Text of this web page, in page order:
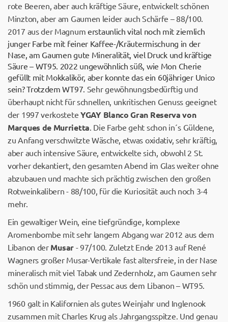
rote Beeren, aber auch kräftige Säure, entwickelt schönen
Minzton, aber am Gaumen leider auch Schärfe – 88/100.
2017 aus der Magnum erstaunlich vital noch mit ziemlich
junger Farbe mit feiner Kaffee-/Kräutermischung in der
Nase, am Gaumen gute Mineralität, viel Druck und kräftige
Säure – WT95. 2022 ungewöhnlich süß, wie Mon Cherie
gefüllt mit Mokkalikör, aber konnte das ein 60jähriger Unico
sein? Trotzdem WT97. Sehr gewöhnungsbedürftig und
überhaupt nicht für schnellen, unkritischen Genuss geeignet
der 1997 verkostete YGAY Blanco Gran Reserva von
Marques de Murrietta. Die Farbe geht schon in´s Güldene,
zu Anfang verschwitzte Wäsche, etwas oxidativ, sehr kräftig,
aber auch intensive Säure, entwickelte sich, obwohl 2 St.
vorher dekantiert, den gesamten Abend im Glas weiter ohne
abzubauen und machte sich prächtig zwischen den großen
Rotweinkalibern - 88/100, für die Kuriosität auch noch 3-4
mehr.
Ein gewaltiger Wein, eine tiefgründige, komplexe
Aromenbombe mit sehr langem Abgang war 2012 aus dem
Libanon der Musar- 97/100. Zuletzt Ende 2013 auf René
Wagners großer Musar-Vertikale fast altersfreie, in der Nase
mineralisch mit viel Tabak und Zedernholz, am Gaumen sehr
schön und stimmig, der Pessac aus dem Libanon – WT95.
1960 galt in Kalifornien als gutes Weinjahr und Inglenook
zusammen mit Charles Krug als Jahrgangsspitze. Und genau